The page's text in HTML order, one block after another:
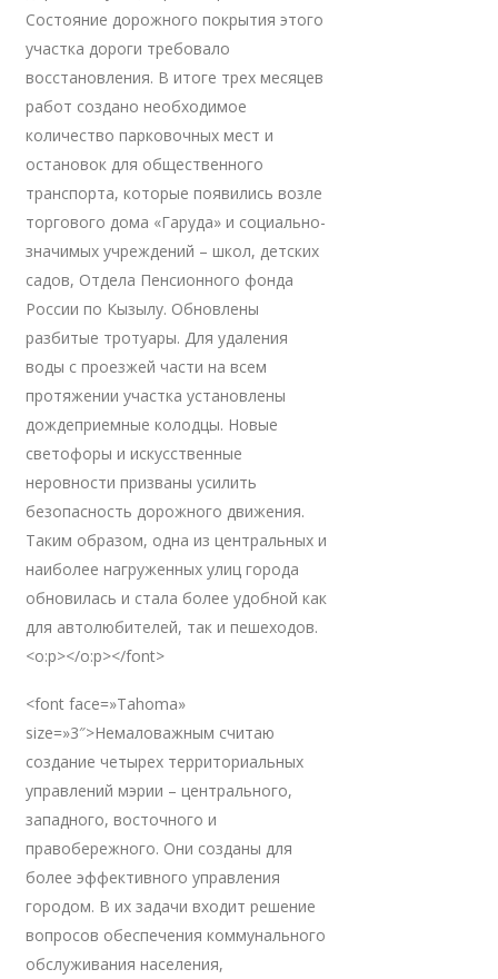
Состояние дорожного покрытия этого
участка дороги требовало
восстановления. В итоге трех месяцев
работ создано необходимое
количество парковочных мест и
остановок для общественного
транспорта, которые появились возле
торгового дома «Гаруда» и социально-
значимых учреждений – школ, детских
садов, Отдела Пенсионного фонда
России по Кызылу. Обновлены
разбитые тротуары. Для удаления
воды с проезжей части на всем
протяжении участка установлены
дождеприемные колодцы. Новые
светофоры и искусственные
неровности призваны усилить
безопасность дорожного движения.
Таким образом, одна из центральных и
наиболее нагруженных улиц города
обновилась и стала более удобной как
для автолюбителей, так и пешеходов.
<o:p></o:p></font>
<font face=»Tahoma»
size=»3″>Немаловажным считаю
создание четырех территориальных
управлений мэрии – центрального,
западного, восточного и
правобережного. Они созданы для
более эффективного управления
городом. В их задачи входит решение
вопросов обеспечения коммунального
обслуживания населения,